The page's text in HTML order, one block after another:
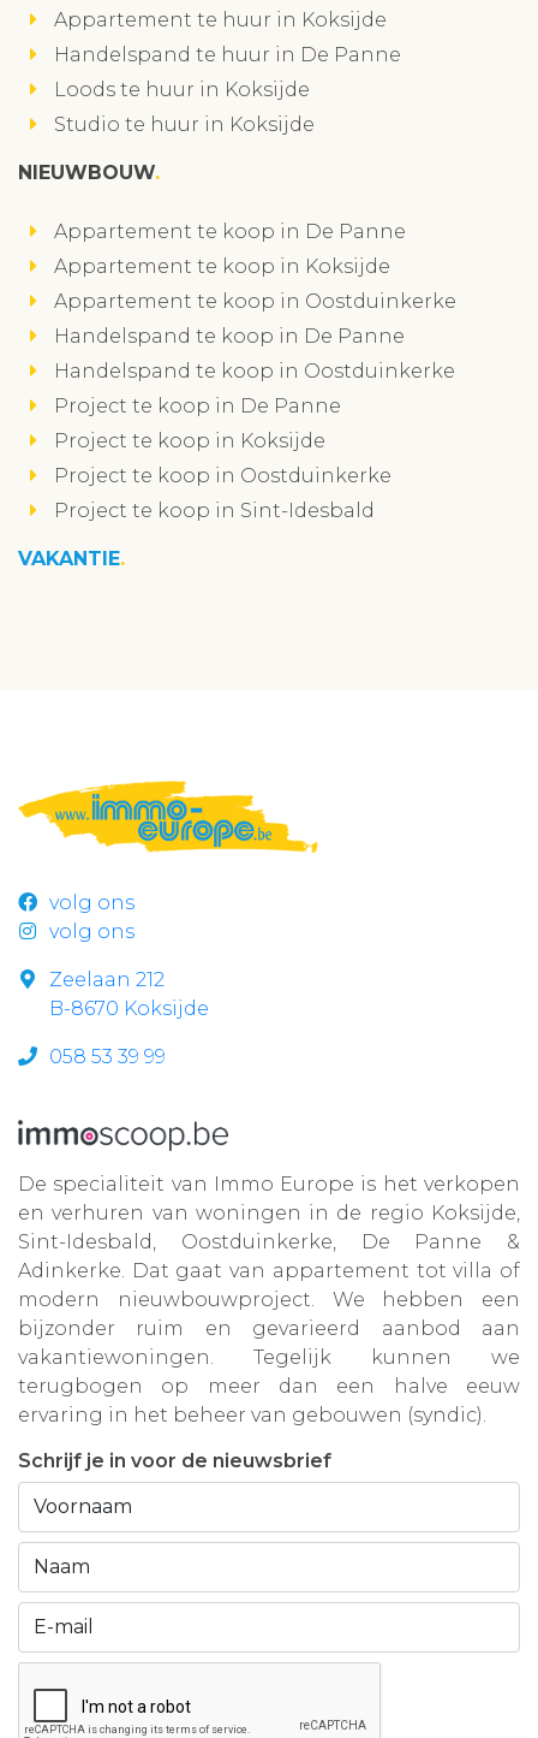
Appartement te huur in Koksijde
Handelspand te huur in De Panne
Loods te huur in Koksijde
Studio te huur in Koksijde
NIEUWBOUW
Appartement te koop in De Panne
Appartement te koop in Koksijde
Appartement te koop in Oostduinkerke
Handelspand te koop in De Panne
Handelspand te koop in Oostduinkerke
Project te koop in De Panne
Project te koop in Koksijde
Project te koop in Oostduinkerke
Project te koop in Sint-Idesbald
VAKANTIE
volg ons
volg ons
Zeelaan 212
B-8670 Koksijde
058 53 39 99
De specialiteit van Immo Europe is het verkopen
en verhuren van woningen in de regio Koksijde,
Sint-Idesbald, Oostduinkerke, De Panne &
Adinkerke. Dat gaat van appartement tot villa of
modern nieuwbouwproject. We hebben een
bijzonder ruim en gevarieerd aanbod aan
vakantiewoningen. Tegelijk kunnen we
terugbogen op meer dan een halve eeuw
ervaring in het beheer van gebouwen (syndic).
Schrijf je in voor de nieuwsbrief